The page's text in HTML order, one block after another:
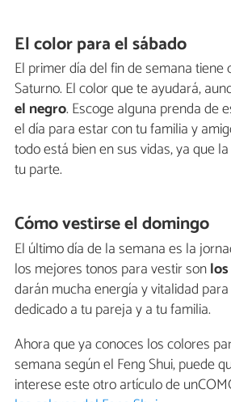
El color para el sábado
El primer día del fin de semana
Saturno. El color que te ayudará,
el negro. Escoge alguna prenda de
el día para estar con tu familia y
todo está bien en sus vidas, ya que
tu parte.
Cómo vestirse el domingo
El último día de la semana es la
los mejores tonos para vestir son
darán mucha energía y vitalidad
dedicado a tu pareja y a tu familia.
Ahora que ya conoces los colores
semana según el Feng Shui, puede
interese este otro artículo de